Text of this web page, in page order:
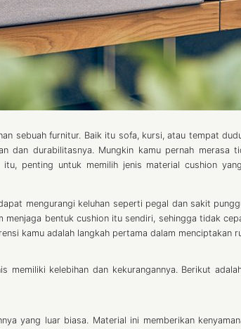
sebuah furnitur. Baik itu sofa, kursi, atau tempat
dan durabilitasnya. Mungkin kamu pernah merasa
penting untuk memilih jenis material cushion
mengurangi keluhan seperti pegal dan sakit
bentuk cushion itu sendiri, sehingga tidak
kamu adalah langkah pertama dalam menciptakan
kelebihan dan kekurangannya. Berikut
yang luar biasa. Material ini memberikan